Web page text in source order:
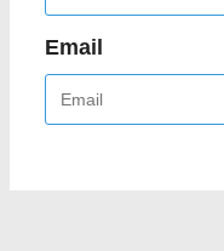
Email